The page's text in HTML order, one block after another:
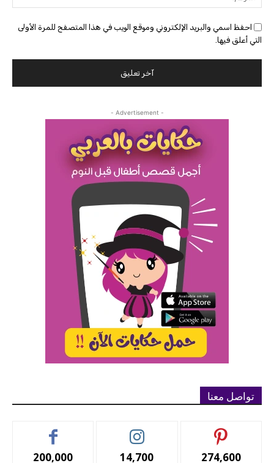
احفظ اسمي والبريد الإلكتروني وموقع الويب في هذا المتصفح للمرة الأولى
التي أعلق فيها.
- Advertisement -
تواصل معنا
200,000 14,700 274,600